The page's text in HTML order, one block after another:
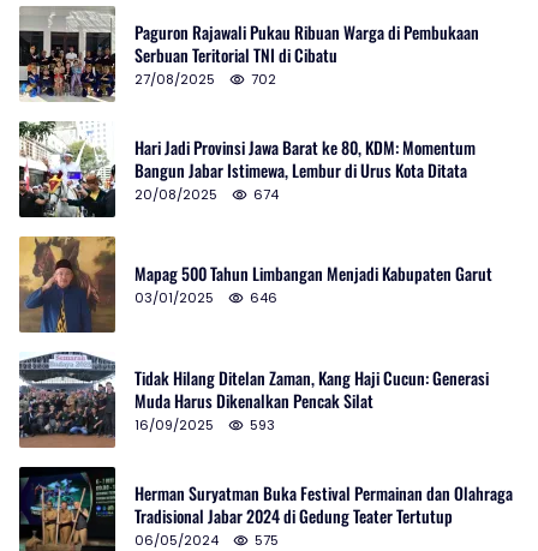
Paguron Rajawali Pukau Ribuan Warga di Pembukaan
Serbuan Teritorial TNI di Cibatu
27/08/2025 702
Hari Jadi Provinsi Jawa Barat ke 80, KDM: Momentum
Bangun Jabar Istimewa, Lembur di Urus Kota Ditata
20/08/2025 674
Mapag 500 Tahun Limbangan Menjadi Kabupaten Garut
03/01/2025 646
Tidak Hilang Ditelan Zaman, Kang Haji Cucun: Generasi
Muda Harus Dikenalkan Pencak Silat
16/09/2025 593
Herman Suryatman Buka Festival Permainan dan Olahraga
Tradisional Jabar 2024 di Gedung Teater Tertutup
06/05/2024 575